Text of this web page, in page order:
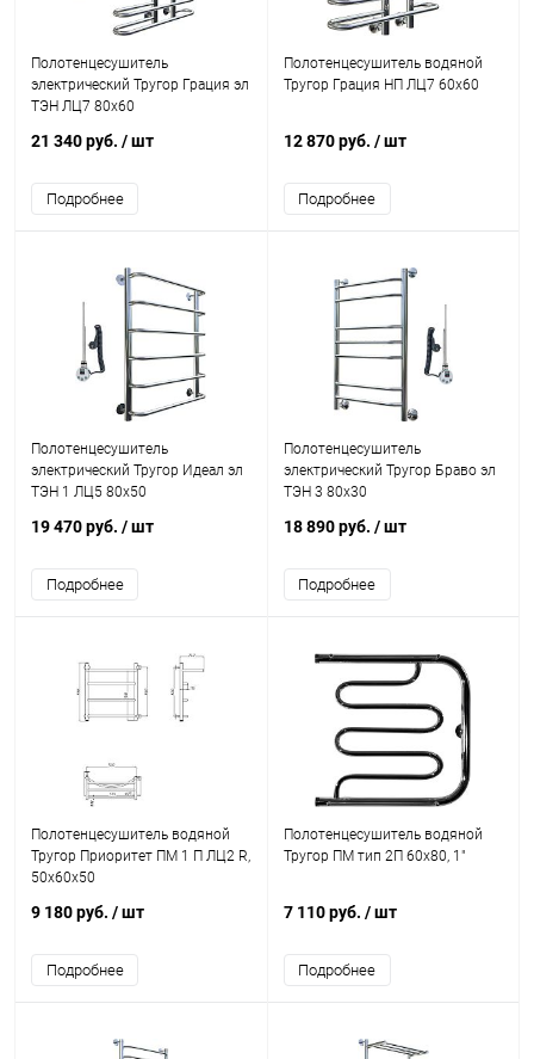
Полотенцесушитель
электрический Тругор Грация эл
ТЭН ЛЦ7 80x60
21 340 руб. / шт
Подробнее
Полотенцесушитель водяной
Тругор Грация НП ЛЦ7 60x60
12 870 руб. / шт
Подробнее
Полотенцесушитель
электрический Тругор Идеал эл
ТЭН 1 ЛЦ5 80x50
19 470 руб. / шт
Подробнее
Полотенцесушитель
электрический Тругор Браво эл
ТЭН 3 80x30
18 890 руб. / шт
Подробнее
Полотенцесушитель водяной
Тругор Приоритет ПМ 1 П ЛЦ2 R,
50x60x50
9 180 руб. / шт
Подробнее
Полотенцесушитель водяной
Тругор ПМ тип 2П 60x80, 1"
7 110 руб. / шт
Подробнее